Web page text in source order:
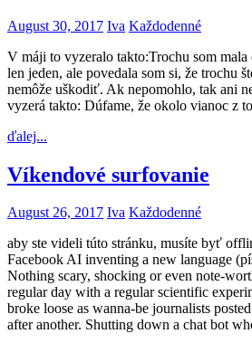
August 30, 2017 Iva Každodenné
V máji to vyzeralo takto:Trochu som
len jeden, ale povedala som si, že trochu
nemôže uškodiť. Ak nepomohlo, tak ani
vyzerá takto: Dúfame, že okolo vianoc z
ďalej...
Víkendové surfovanie
August 26, 2017 Iva Každodenné
aby ste videli túto stránku, musíte byť
Facebook AI inventing a new language
Nothing scary, shocking or even note-
regular day with a regular scientific
broke loose as wanna-be journalists
after another. Shutting down a chat bot